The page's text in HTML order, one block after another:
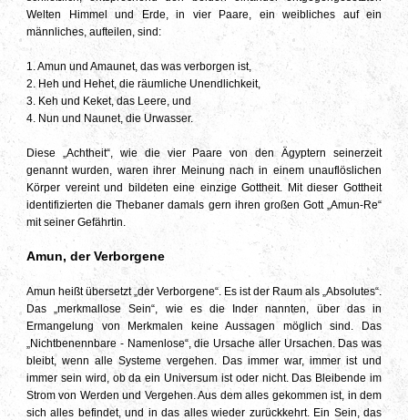
Welten Himmel und Erde, in vier Paare, ein weibliches auf ein
männliches, aufteilen, sind:
1. Amun und Amaunet, das was verborgen ist,
2. Heh und Hehet, die räumliche Unendlichkeit,
3. Keh und Keket, das Leere, und
4. Nun und Naunet, die Urwasser.
Diese „Achtheit“, wie die vier Paare von den Ägyptern seinerzeit
genannt wurden, waren ihrer Meinung nach in einem unauflöslichen
Körper vereint und bildeten eine einzige Gottheit. Mit dieser Gottheit
identifizierten die Thebaner damals gern ihren großen Gott „Amun-Re“
mit seiner Gefährtin.
Amun, der Verborgene
Amun heißt übersetzt „der Verborgene“. Es ist der Raum als „Absolutes“.
Das „merkmallose Sein“, wie es die Inder nannten, über das in
Ermangelung von Merkmalen keine Aussagen möglich sind. Das
„Nichtbenennbare - Namenlose“, die Ursache aller Ursachen. Das was
bleibt, wenn alle Systeme vergehen. Das immer war, immer ist und
immer sein wird, ob da ein Universum ist oder nicht. Das Bleibende im
Strom von Werden und Vergehen. Aus dem alles gekommen ist, in dem
sich alles befindet, und in das alles wieder zurückkehrt. Ein Sein, das